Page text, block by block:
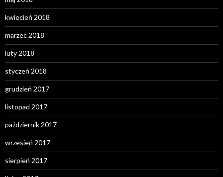
kwiecień 2018
marzec 2018
luty 2018
styczeń 2018
grudzień 2017
listopad 2017
październik 2017
wrzesień 2017
sierpień 2017